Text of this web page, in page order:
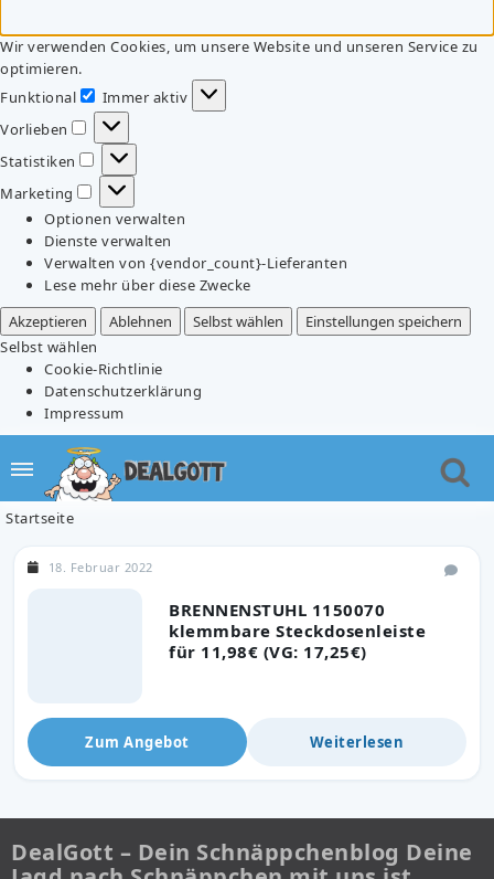
Wir verwenden Cookies, um unsere Website und unseren Service zu
optimieren.
Funktional
Funktional
Immer aktiv
Vorlieben
Vorlieben
Statistiken
Statistiken
Marketing
Marketing
Optionen verwalten
Dienste verwalten
Verwalten von {vendor_count}-Lieferanten
Lese mehr über diese Zwecke
Akzeptieren
Ablehnen Selbst wählen
Einstellungen speichern
Selbst wählen
Cookie-Richtlinie
Datenschutzerklärung
Impressum
Startseite
BRENNENSTUHL 1150070
klemmbare Steckdosenleiste
für 11,98€ (VG: 17,25€)
18. Februar 2022
Zum Angebot Weiterlesen
DealGott – Dein Schnäppchenblog Deine